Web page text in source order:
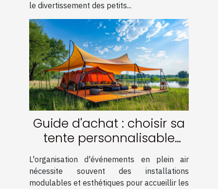
le divertissement des petits...
Guide d'achat : choisir sa
tente personnalisable
pour événements
L'organisation d'événements en plein air
nécessite souvent des installations
modulables et esthétiques pour accueillir les